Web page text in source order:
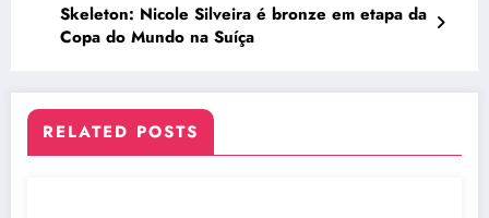
Skeleton: Nicole Silveira é bronze em etapa da
Copa do Mundo na Suíça
RELATED POSTS